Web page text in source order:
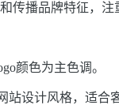
传播品牌特征，
颜色为主色调。
站设计风格，适